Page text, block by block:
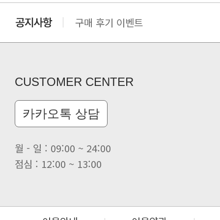
클린 공장명 변경
CUSTOMER CENTER
카카오톡 상담
월 - 일 : 09:00 ~ 24:00
점심 : 12:00 ~ 13:00